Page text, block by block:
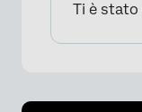
Ti è stato